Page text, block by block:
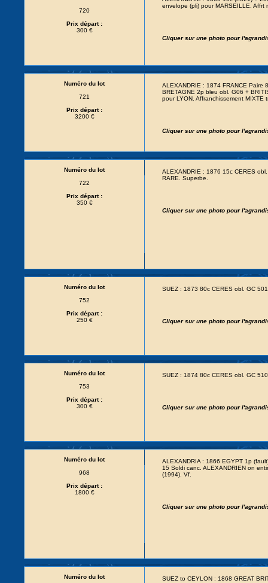
720
Prix départ :
300 €
envelope (pli) pour MARSEILLE.
Cliquer sur une photo pour
Numéro du lot
721
Prix départ :
3200 €
ALEXANDRIE : 1874 FRANCE Paire
BRETAGNE 2p bleu obl. G06 +
pour LYON. Affranchissement MIXTE
Cliquer sur une photo pour
Numéro du lot
722
Prix départ :
350 €
ALEXANDRIE : 1876 15c CERES
RARE. Superbe.
Cliquer sur une photo pour
Numéro du lot
752
Prix départ :
250 €
SUEZ : 1873 80c CERES obl. GC
Cliquer sur une photo pour
Numéro du lot
753
Prix départ :
300 €
SUEZ : 1874 80c CERES obl. GC
Cliquer sur une photo pour
Numéro du lot
968
Prix départ :
1800 €
ALEXANDRIA : 1866 EGYPT 1p
15 Soldi canc. ALEXANDRIEN on
(1994). Vf.
Cliquer sur une photo pour
Numéro du lot
SUEZ to CEYLON : 1868 GREAT